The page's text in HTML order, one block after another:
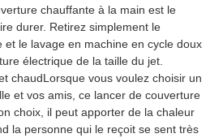
chauffante à la main est le
durer. Retirez simplement le
et le lavage en machine en cycle doux
électrique de la taille du jet.
chaudLorsque vous voulez choisir un
et vos amis, ce lancer de couverture
choix, il peut apporter de la chaleur
la personne qui le reçoit se sent très